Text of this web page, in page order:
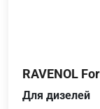
RAVENOL
Для дизелей